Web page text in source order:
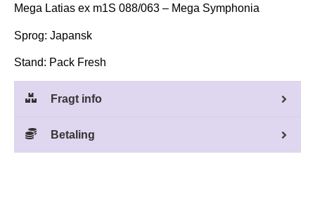
Mega Latias ex m1S 088/063 – Mega Symphonia
Sprog: Japansk
Stand: Pack Fresh
Fragt info
Betaling